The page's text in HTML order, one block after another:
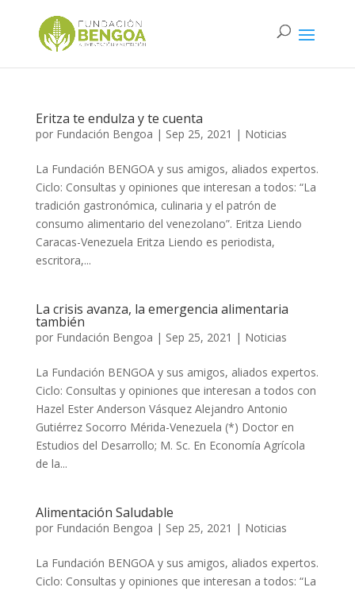
Eritza te endulza y te cuenta
por Fundación Bengoa | Sep 25, 2021 | Noticias
La Fundación BENGOA y sus amigos, aliados expertos.
Ciclo: Consultas y opiniones que interesan a todos: “La
tradición gastronómica, culinaria y el patrón de
consumo alimentario del venezolano”. Eritza Liendo
Caracas-Venezuela Eritza Liendo es periodista,
escritora,...
La crisis avanza, la emergencia alimentaria
también
por Fundación Bengoa | Sep 25, 2021 | Noticias
La Fundación BENGOA y sus amigos, aliados expertos.
Ciclo: Consultas y opiniones que interesan a todos con
Hazel Ester Anderson Vásquez Alejandro Antonio
Gutiérrez Socorro Mérida-Venezuela (*) Doctor en
Estudios del Desarrollo; M. Sc. En Economía Agrícola
de la...
Alimentación Saludable
por Fundación Bengoa | Sep 25, 2021 | Noticias
La Fundación BENGOA y sus amigos, aliados expertos.
Ciclo: Consultas y opiniones que interesan a todos: “La